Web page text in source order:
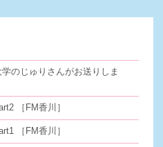
のじゅりさんがお送りしま
［FM香川］
［FM香川］